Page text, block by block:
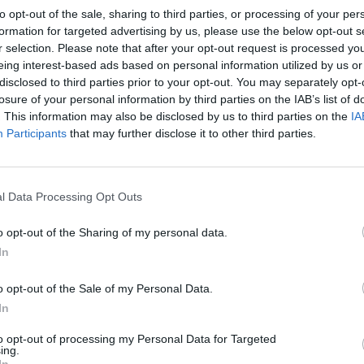
opt-out of the sale, sharing to third parties, or processing of your
for targeted advertising by us, please use the below opt-out
selection. Please note that after your opt-out request is processed
interest-based ads based on personal information utilized by us
to third parties prior to your opt-out. You may separately
of your personal information by third parties on the IAB’s list of
This information may also be disclosed by us to third parties on the
Participants that may further disclose it to other third parties.
Data Processing Opt Outs
opt-out of the Sharing of my personal data.
opt-out of the Sale of my Personal Data.
opt-out of processing my Personal Data for Targeted
numero due del mondo è intervenuto per dire
anche che questo è uno dei motivi per cui a
lapidaria. "Non credete a tutto ciò che
ogni volta che è possibile e tracciate le